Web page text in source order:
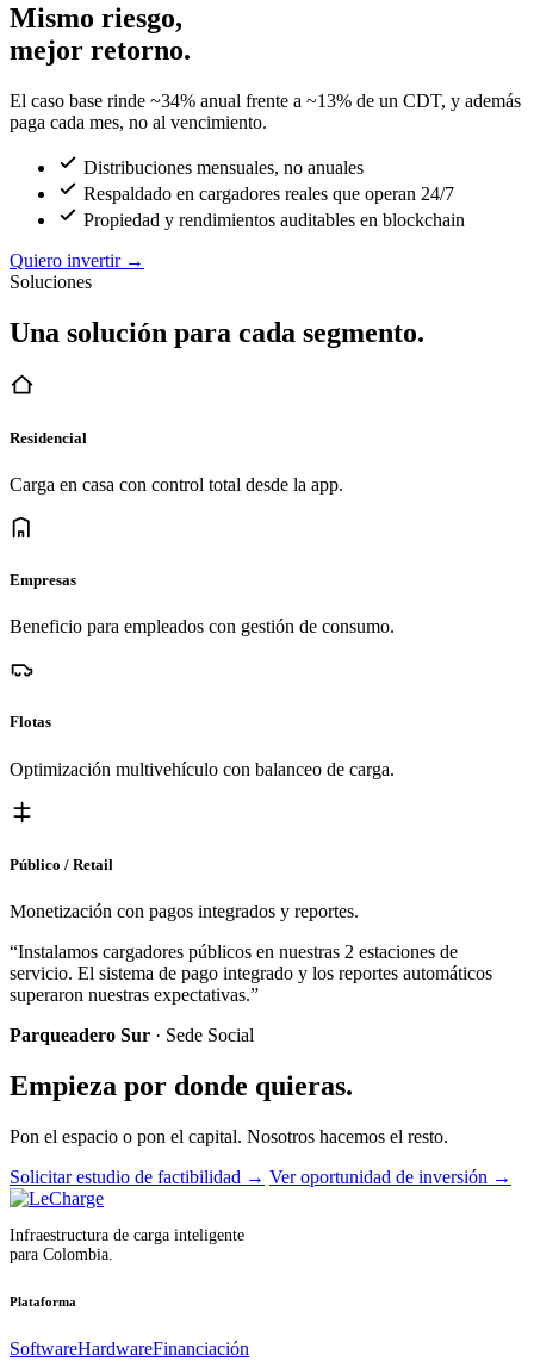
Mismo riesgo,
mejor retorno.
El caso base rinde ~34% anual frente a ~13% de un CDT, y además
paga cada mes, no al vencimiento.
Distribuciones mensuales, no anuales
Respaldado en cargadores reales que operan 24/7
Propiedad y rendimientos auditables en blockchain
Quiero invertir →
Soluciones
Una solución para cada segmento.
Residencial
Carga en casa con control total desde la app.
Empresas
Beneficio para empleados con gestión de consumo.
Flotas
Optimización multivehículo con balanceo de carga.
Público / Retail
Monetización con pagos integrados y reportes.
“Instalamos cargadores públicos en nuestras 2 estaciones de
servicio. El sistema de pago integrado y los reportes automáticos
superaron nuestras expectativas.”
Parqueadero Sur · Sede Social
Empieza por donde quieras.
Pon el espacio o pon el capital. Nosotros hacemos el resto.
Solicitar estudio de factibilidad → Ver oportunidad de inversión →
Infraestructura de carga inteligente
para Colombia.
Plataforma
SoftwareHardwareFinanciación